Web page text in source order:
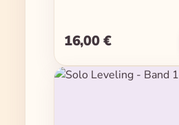
Regulärer Preis:
16,00 €